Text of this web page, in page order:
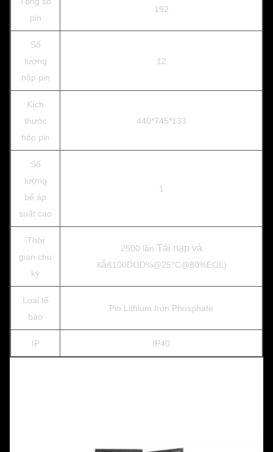
pin
192
Số
lượng
hộp pin
12
Kích
thước
hộp pin
440*745*133
Số
lượng
bể áp
suất cao
1
Thời
gian chu
kỳ
2500 lần. Tái nạp và
xả&100DOD%@25°C@80%EOL)
Loại tế
bào
Pin Lithium Iron Phosphate
IP IP40